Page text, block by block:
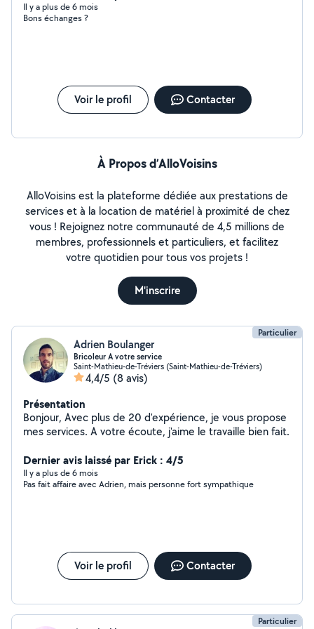
Il y a plus de 6 mois
Bons échanges ?
Voir le profil Contacter
À Propos d’AlloVoisins
AlloVoisins est la plateforme dédiée aux prestations de
services et à la location de matériel à proximité de chez
vous ! Rejoignez notre communauté de 4,5 millions de
membres, professionnels et particuliers, et facilitez
votre quotidien pour tous vos projets !
M'inscrire
Particulier
Adrien Boulanger
Bricoleur A votre service
Saint-Mathieu-de-Tréviers (Saint-Mathieu-de-Tréviers)
4,4/5 (8 avis)
Présentation
Bonjour, Avec plus de 20 d'expérience, je vous propose
mes services. A votre écoute, j'aime le travaille bien fait.
Dernier avis laissé par Erick : 4/5
Il y a plus de 6 mois
Pas fait affaire avec Adrien, mais personne fort sympathique
Voir le profil Contacter
Particulier